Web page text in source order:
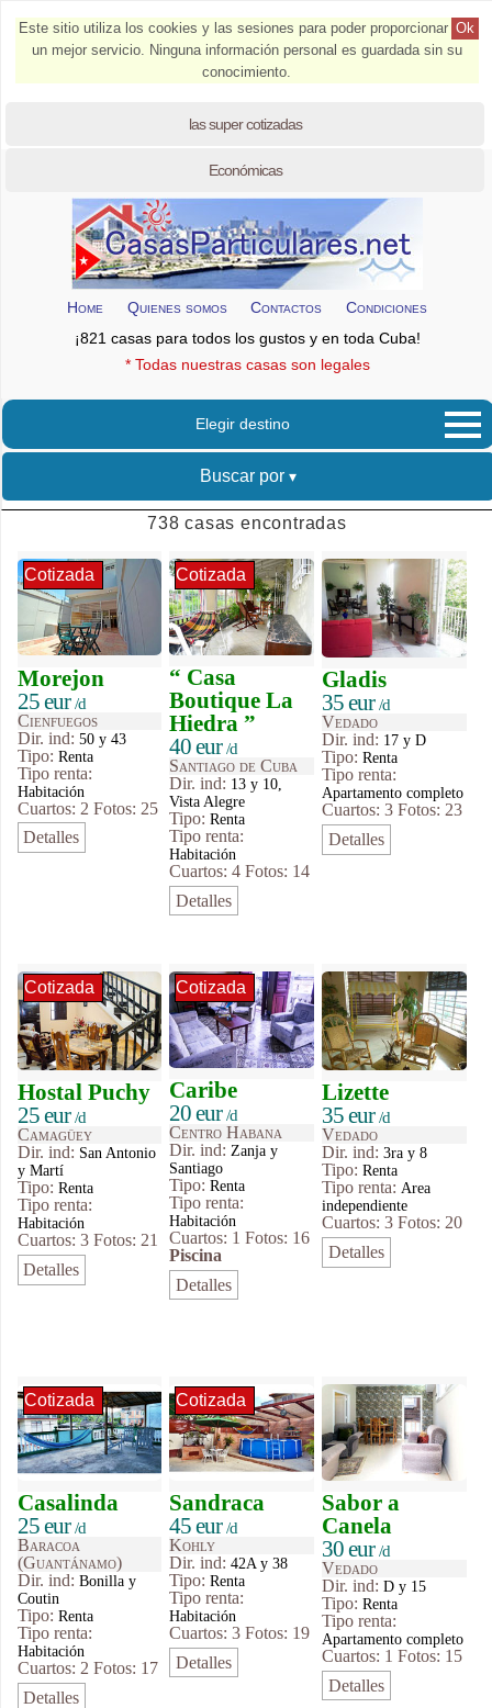
Ok
Este sitio utiliza los cookies y las sesiones para poder proporcionar
un mejor servicio. Ninguna información personal es guardada sin su
conocimiento.
las super cotizadas
Económicas
Home Quienes somos Contactos
Condiciones
¡821 casas para todos los gustos y en toda Cuba!
* Todas nuestras casas son legales
Elegir destino
Buscar por
738 casas encontradas
Cotizada
Morejon
25 eur/d
Cienfuegos
Dir. ind: 50 y 43
Tipo: Renta
Tipo renta:
Habitación
Cuartos: 2 Fotos: 25
Detalles
Cotizada
“ Casa
Boutique La
Hiedra ”
40 eur/d
Santiago de Cuba
Dir. ind: 13 y 10,
Vista Alegre
Tipo:Renta
Tipo renta:
Habitación
Cuartos: 4 Fotos: 14
Detalles
Gladis
35 eur/d
Vedado
Dir. ind: 17 y D
Tipo:Renta
Tipo renta:
Apartamento completo
Cuartos: 3 Fotos: 23
Detalles
Cotizada
Hostal Puchy
25 eur/d
Camagüey
Dir. ind: San Antonio
y Martí
Tipo: Renta
Tipo renta:
Habitación
Cuartos: 3 Fotos: 21
Detalles
Cotizada
Caribe
20 eur/d
Centro Habana
Dir. ind: Zanja y
Santiago
Tipo:Renta
Tipo renta:
Habitación
Cuartos: 1 Fotos: 16
Piscina
Detalles
Lizette
35 eur/d
Vedado
Dir. ind:3ra y 8
Tipo:Renta
Tipo renta:Area
independiente
Cuartos: 3 Fotos: 20
Detalles
Cotizada
Casalinda
25 eur/d
Baracoa
(Guantánamo)
Dir. ind: Bonilla y
Coutin
Tipo: Renta
Tipo renta:
Habitación
Cuartos: 2 Fotos: 17
Detalles
Cotizada
Sandraca
45 eur/d
Kohly
Dir. ind:42A y 38
Tipo:Renta
Tipo renta:
Habitación
Cuartos: 3 Fotos: 19
Detalles
Sabor a
Canela
30 eur/d
Vedado
Dir. ind:D y 15
Tipo:Renta
Tipo renta:
Apartamento completo
Cuartos: 1 Fotos: 15
Detalles